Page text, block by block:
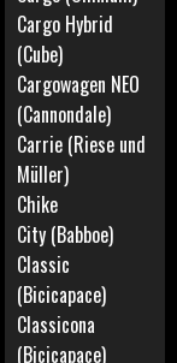
Cargo Hybrid
(Cube)
Cargowagen NEO
(Cannondale)
Carrie (Riese und
Müller)
Chike
City (Babboe)
Classic
(Bicicapace)
Classicona
(Bicicapace)